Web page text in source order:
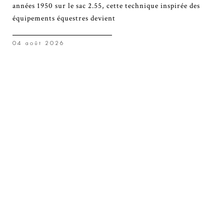
années 1950 sur le sac 2.55, cette technique inspirée des
équipements équestres devient
04 août 2026